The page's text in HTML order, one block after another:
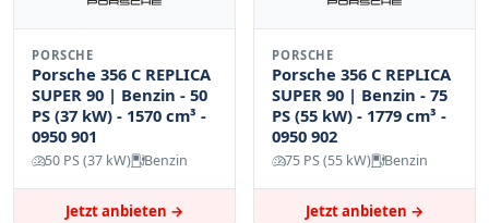
PORSCHE
Porsche 356 C REPLICA
SUPER 90 | Benzin - 50
PS (37 kW) - 1570 cm³ -
0950 901
50 PS (37 kW) Benzin
Jetzt anbieten →
PORSCHE
Porsche 356 C REPLICA
SUPER 90 | Benzin - 75
PS (55 kW) - 1779 cm³ -
0950 902
75 PS (55 kW) Benzin
Jetzt anbieten →